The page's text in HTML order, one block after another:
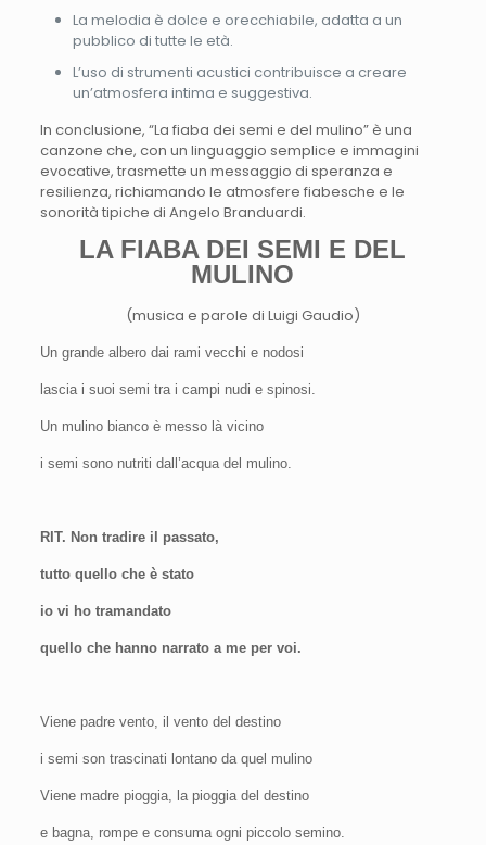
La melodia è dolce e orecchiabile, adatta a un
pubblico di tutte le età.
L’uso di strumenti acustici contribuisce a creare
un’atmosfera intima e suggestiva.
In conclusione, “La fiaba dei semi e del mulino” è una
canzone che, con un linguaggio semplice e immagini
evocative, trasmette un messaggio di speranza e
resilienza, richiamando le atmosfere fiabesche e le
sonorità tipiche di Angelo Branduardi.
LA FIABA DEI SEMI E DEL
MULINO
(musica e parole di Luigi Gaudio)
Un grande albero dai rami vecchi e nodosi
lascia i suoi semi tra i campi nudi e spinosi.
Un mulino bianco è messo là vicino
i semi sono nutriti dall’acqua del mulino.
RIT. Non tradire il passato,
tutto quello che è stato
io vi ho tramandato
quello che hanno narrato a me per voi.
Viene padre vento, il vento del destino
i semi son trascinati lontano da quel mulino
Viene madre pioggia, la pioggia del destino
e bagna, rompe e consuma ogni piccolo semino.